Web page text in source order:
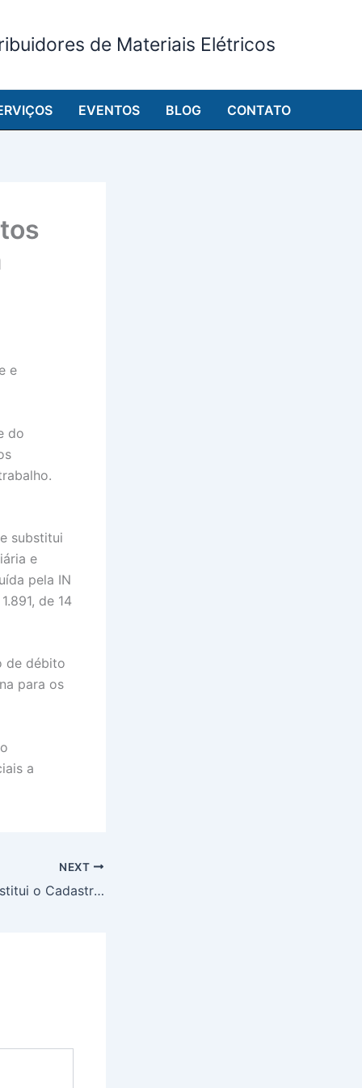
de Materiais Elétricos
EVENTOS BLOG CONTATO
e
do
substitui
e
pela IN
de 14
de débito
para os
a
NEXT
Receita Federal institui o Cadastro Imobiliário Brasileiro – CIB